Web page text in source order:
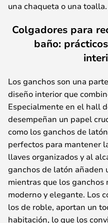
una chaqueta o una toalla.
Colgadores para
baño:
Los ganchos son una
diseño interior que
Especialmente en el hall
desempeñan un papel
como los ganchos de
perfectos para mantener
llaves organizados y al
ganchos de latón añaden
mientras que los ganchos
moderno y elegante. Los
los de roble, aportan un
habitación, lo que los